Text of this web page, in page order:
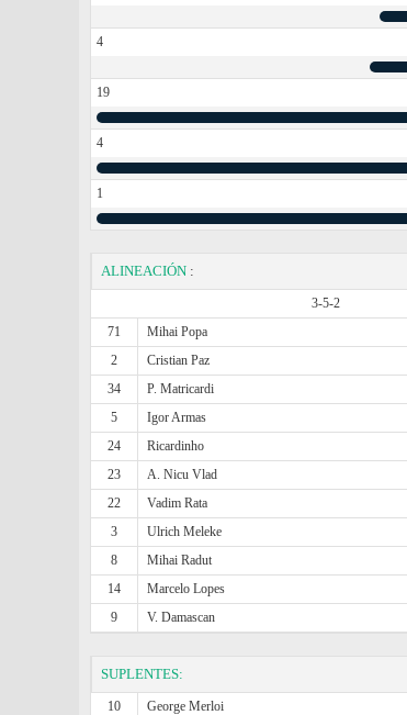
4
19
4
1
ALINEACIÓN :
3-5-2
71
Mihai Popa
2
Cristian Paz
34
P. Matricardi
5
Igor Armas
24
Ricardinho
23
A. Nicu Vlad
22
Vadim Rata
3
Ulrich Meleke
8
Mihai Radut
14
Marcelo Lopes
9
V. Damascan
SUPLENTES:
10 George Merloi